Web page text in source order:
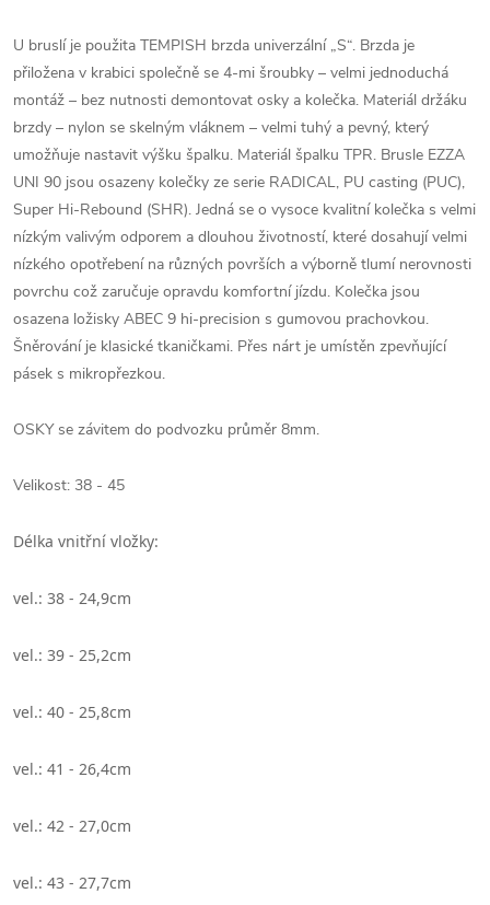
U bruslí je použita TEMPISH brzda univerzální „S“. Brzda je
přiložena v krabici společně se 4-mi šroubky – velmi jednoduchá
montáž – bez nutnosti demontovat osky a kolečka. Materiál držáku
brzdy – nylon se skelným vláknem – velmi tuhý a pevný, který
umožňuje nastavit výšku špalku. Materiál špalku TPR. Brusle EZZA
UNI 90 jsou osazeny kolečky ze serie RADICAL, PU casting (PUC),
Super Hi-Rebound (SHR). Jedná se o vysoce kvalitní kolečka s velmi
nízkým valivým odporem a dlouhou životností, které dosahují velmi
nízkého opotřebení na různých površích a výborně tlumí nerovnosti
povrchu což zaručuje opravdu komfortní jízdu. Kolečka jsou
osazena ložisky ABEC 9 hi-precision s gumovou prachovkou.
Šněrování je klasické tkaničkami. Přes nárt je umístěn zpevňující
pásek s mikropřezkou.
OSKY se závitem do podvozku průměr 8mm.
Velikost: 38 - 45
Délka vnitřní vložky:
vel.: 38 - 24,9cm
vel.: 39 - 25,2cm
vel.: 40 - 25,8cm
vel.: 41 - 26,4cm
vel.: 42 - 27,0cm
vel.: 43 - 27,7cm